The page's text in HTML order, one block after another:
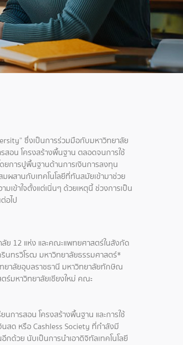
ซึ่งเป็นการร่วมมือกับมหาวิทยาลัย
สอน โครงสร้างพื้นฐาน ตลอดจนการใช้
ยการปูพื้นฐานด้านการเงินการลงทุน
ผสานกับเทคโนโลยีที่ทันสมัยเข้ามาช่วย
มเข้าใจตั้งแต่เนิ่นๆ ด้วยเหตุนี้ ช่วงการเป็น
อไป
12 แห่ง และคณะแพทยศาสตร์ในสังกัด
นทรวิโรฒ มหาวิทยาลัยธรรมศาสตร์*
ยาลัยอุบลราชธานี มหาวิทยาลัยทักษิณ
มหาวิทยาลัยเชียงใหม่ คณะ
การสอน โครงสร้างพื้นฐาน และการใช้
สด หรือ Cashless Society ที่กำลังมี
ด้วย นับเป็นการนำเอาดิจิทัลเทคโนโลยี